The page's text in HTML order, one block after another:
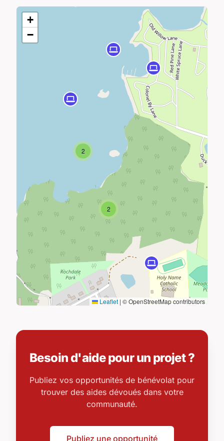
2
2
+
−
Leaflet | © OpenStreetMap contributors
Besoin d'aide pour un projet ?
Publiez vos opportunités de bénévolat pour
trouver des aides dévoués dans votre
communauté.
Publiez une opportunité